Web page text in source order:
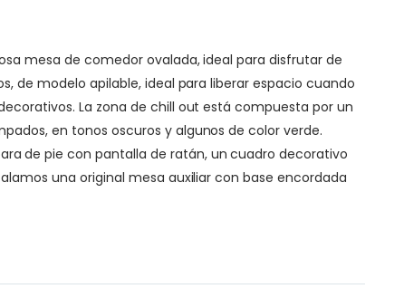
mesa de comedor ovalada, ideal para disfrutar de
de modelo apilable, ideal para liberar espacio cuando
La zona de chill out está compuesta por un
en tonos oscuros y algunos de color verde.
de pie con pantalla de ratán, un cuadro decorativo
una original mesa auxiliar con base encordada